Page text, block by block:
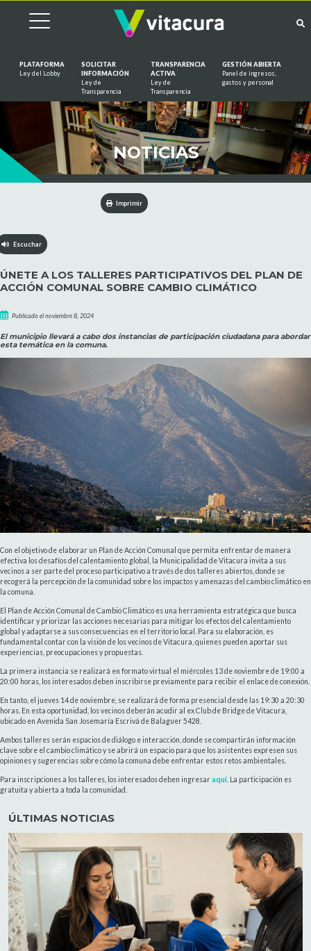
PLATAFORMA
Ley del Lobby
SOLICITAR
INFORMACIÓN
Ley de
Transparencia
TRANSPARENCIA
ACTIVA
Ley de
Transparencia
GESTIÓN ABIERTA
Panel de ingresos,
gastos y personal
NOTICIAS
Imprimir
Escuchar
ÚNETE A LOS TALLERES PARTICIPATIVOS DEL PLAN DE
ACCIÓN COMUNAL SOBRE CAMBIO CLIMÁTICO
Publicado el noviembre 8, 2024
El municipio llevará a cabo dos instancias de participación ciudadana para abordar
esta temática en la comuna.
Con el objetivo de elaborar un Plan de Acción Comunal que permita enfrentar de manera
efectiva los desafíos del calentamiento global, la Municipalidad de Vitacura invita a sus
vecinos a ser parte del proceso participativo a través de dos talleres abiertos, donde se
recogerá la percepción de la comunidad sobre los impactos y amenazas del cambio climático en
la comuna.
El Plan de Acción Comunal de Cambio Climático es una herramienta estratégica que busca
identificar y priorizar las acciones necesarias para mitigar los efectos del calentamiento
global y adaptarse a sus consecuencias en el territorio local. Para su elaboración, es
fundamental contar con la visión de los vecinos de Vitacura, quienes pueden aportar sus
experiencias, preocupaciones y propuestas.
La primera instancia se realizará en formato virtual el miércoles 13 de noviembre de 19:00 a
20:00 horas, los interesados deben inscribirse previamente para recibir el enlace de conexión.
En tanto, el jueves 14 de noviembre, se realizará de forma presencial desde las 19:30 a 20:30
horas. En esta oportunidad, los vecinos deberán acudir al ex Club de Bridge de Vitacura,
ubicado en Avenida San Josemaría Escrivá de Balaguer 5428.
Ambos talleres serán espacios de diálogo e interacción, donde se compartirán información
clave sobre el cambio climático y se abrirá un espacio para que los asistentes expresen sus
opiniones y sugerencias sobre cómo la comuna debe enfrentar estos retos ambientales.
Para inscripciones a los talleres, los interesados deben ingresaraquí . La participación es
gratuita y abierta a toda la comunidad.
ÚLTIMAS NOTICIAS